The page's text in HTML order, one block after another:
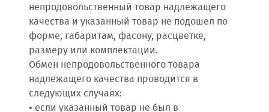
непродовольственный товар надлежащего
качества и указанный товар не подошел по
форме, габаритам, фасону, расцветке,
размеру или комплектации.
Обмен непродовольственного товара
надлежащего качества проводится в
следующих случаях:
• если указанный товар не был в